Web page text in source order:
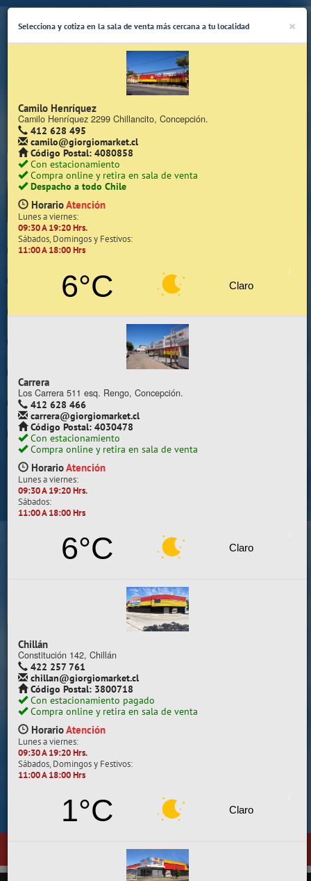
(Whatsapp Sólo de Lunes a Viernes de 08:15 a 17:45)
Quiénes somos
Trabaje con nosotros
Contacto | Reclamos
Preguntas Frecuentes
Sugererir productos
Su compra se realizará en la sala de ventas
Camilo Henríquez
Información de la sala
412 628 495
camilo@giorgiomarket.cl
Abierto
Lunes a viernes:
VER SALA EN MAPA
SALAS DE VENTA
Pedro Lagos 377, entre calles Diego Portales y Manuel
×
Selecciona y cotiza en la sala de venta más cercana a tu localidad
Camilo Henríquez
Camilo Henríquez 2299 Chillancito, Concepción.
412 628 495
camilo@giorgiomarket.cl
Código Postal: 4080858
Con estacionamiento
Compra online y retira en sala de venta
Despacho a todo Chile
HorarioAtención
Lunes a viernes:
09:30 A 19:20 Hrs.
Sábados, Domingos y Festivos:
11:00 A 18:00 Hrs
6°C Claro
Carrera
Los Carrera 511 esq. Rengo, Concepción.
412 628 466
carrera@giorgiomarket.cl
Código Postal: 4030478
Con estacionamiento
Compra online y retira en sala de venta
HorarioAtención
Lunes a viernes:
09:30 A 19:20 Hrs.
Sábados:
11:00 A 18:00 Hrs
6°C Claro
Chillán
Constitución 142, Chillán
422 257 761
chillan@giorgiomarket.cl
Código Postal: 3800718
Con estacionamiento pagado
Compra online y retira en sala de venta
HorarioAtención
Lunes a viernes:
09:30 A 19:20 Hrs.
Sábados, Domingos y Festivos:
11:00 A 18:00 Hrs
1°C Claro